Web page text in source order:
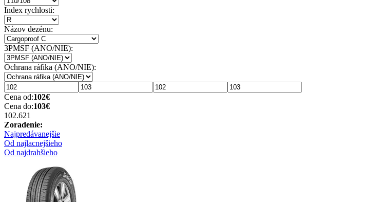
Index rychlosti:
Názov dezénu:
3PMSF (ANO/NIE):
Ochrana ráfika (ANO/NIE):
Cena od:102€
Cena do:103€
102.621
Zoradenie:
Najpredávanejšie
Od najlacnejšieho
Od najdrahšieho